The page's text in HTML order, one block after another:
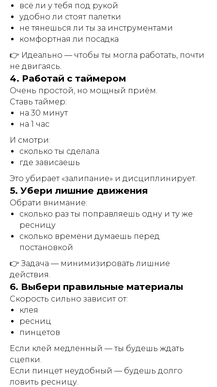
всё ли у тебя под рукой
удобно ли стоят палетки
не тянешься ли ты за инструментами
комфортная ли посадка
👉 Идеально — чтобы ты могла работать, почти
не двигаясь.
4. Работай с таймером
Очень простой, но мощный приём.
Ставь таймер:
на 30 минут
на 1 час
И смотри:
сколько ты сделала
где зависаешь
Это убирает «залипание» и дисциплинирует.
5. Убери лишние движения
Обрати внимание:
сколько раз ты поправляешь одну и ту же
ресницу
сколько времени думаешь перед
постановкой
👉 Задача — минимизировать лишние
действия.
6. Выбери правильные материалы
Скорость сильно зависит от:
клея
ресниц
пинцетов
Если клей медленный — ты будешь ждать
сцепки.
Если пинцет неудобный — будешь долго
ловить ресницу.